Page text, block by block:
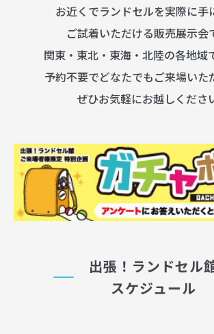
お近くでランドセルを実際に手
ご試着いただける販売展示会
関東・東北・東海・北陸の各地域
予約不要でどなたでもご来場いた
ぜひお気軽にお越しくださ
出張！ランドセル
スケジュール